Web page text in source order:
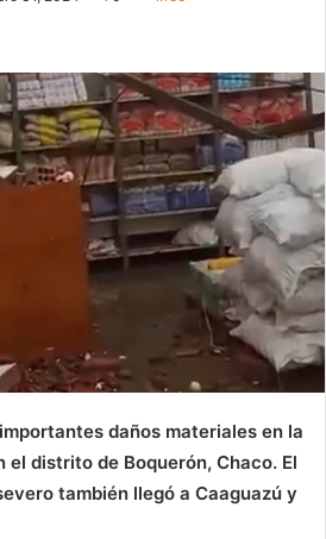
daños materiales en la
el distrito de Boquerón, Chaco. El
también llegó a Caaguazú y